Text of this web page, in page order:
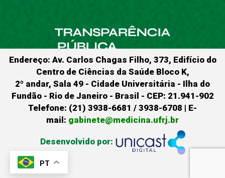
PT
Endereço: Av. Carlos Chagas Filho, 373, Edifício do
Centro de Ciências da Saúde Bloco K,
2º andar, Sala 49 - Cidade Universitária - Ilha do
Fundão - Rio de Janeiro - Brasil - CEP: 21.941-902
Telefone: (21) 3938-6681 / 3938-6708 | E-
mail: gabinete@medicina.ufrj.br
Desenvolvido por: